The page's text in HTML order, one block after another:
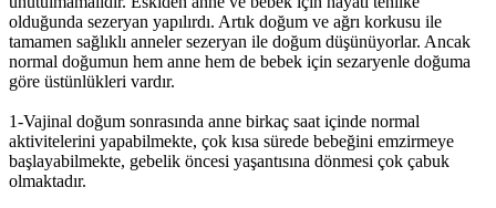
olduğunda sezeryan yapılırdı. Artık doğum ve ağrı korkusu ile
tamamen sağlıklı anneler sezeryan ile doğum düşünüyorlar. Ancak
normal doğumun hem anne hem de bebek için sezaryenle doğuma
göre üstünlükleri vardır.
1-Vajinal doğum sonrasında anne birkaç saat içinde normal
aktivitelerini yapabilmekte, çok kısa sürede bebeğini emzirmeye
başlayabilmekte, gebelik öncesi yaşantısına dönmesi çok çabuk
olmaktadır.